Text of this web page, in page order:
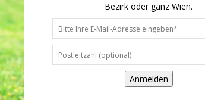
Bezirk oder ganz Wien.
Anmelden